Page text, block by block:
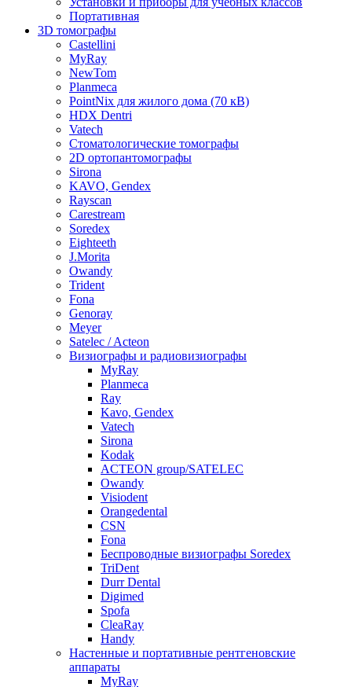
Портативная
3D томографы
Castellini
MyRay
NewTom
Planmeca
PointNix для жилого дома (70 кВ)
HDX Dentri
Vatech
Стоматологические томографы
2D ортопантомографы
Sirona
KAVO, Gendex
Rayscan
Carestream
Soredex
Eighteeth
J.Morita
Owandy
Trident
Fona
Genoray
Meyer
Satelec / Acteon
Визиографы и радиовизиографы
MyRay
Planmeca
Ray
Kavo, Gendex
Vatech
Sirona
Kodak
ACTEON group/SATELEC
Owandy
Visiodent
Orangedental
CSN
Fona
Беспроводные визиографы Soredex
TriDent
Durr Dental
Digimed
Spofa
CleaRay
Handy
Настенные и портативные рентгеновские
аппараты
MyRay